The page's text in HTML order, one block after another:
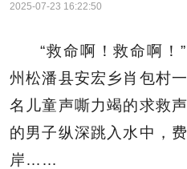
2025-07-23 16:22:50
“救命啊！救命啊！
州松潘县安宏乡肖包村
名儿童声嘶力竭的求救
的男子纵深跳入水中，
岸……